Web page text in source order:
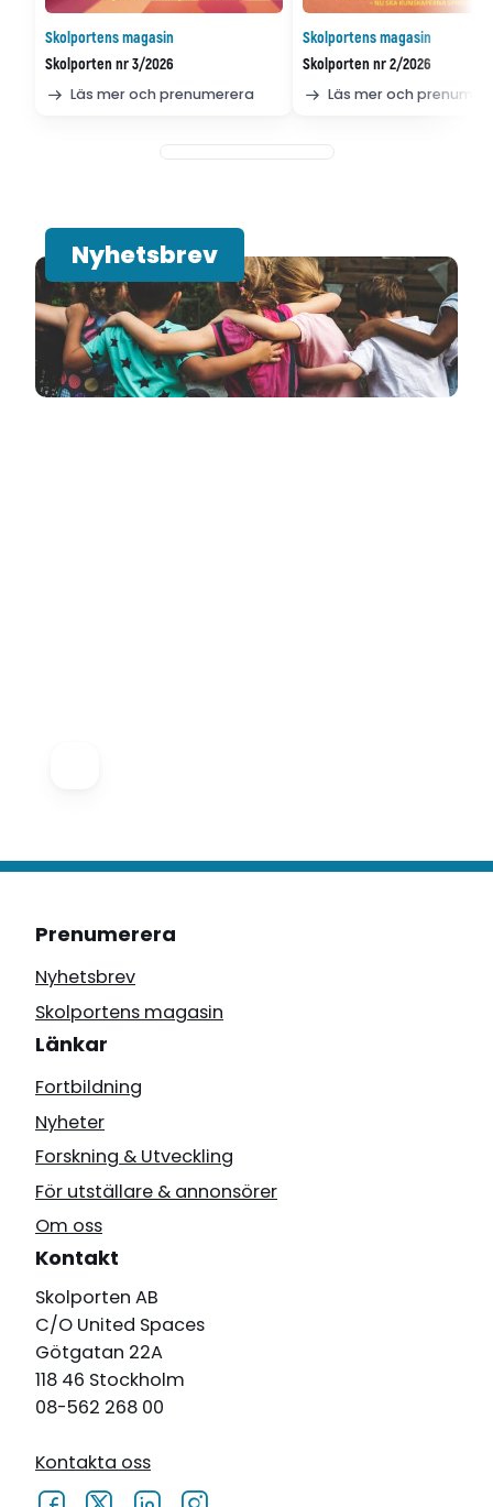
Skolportens magasin
Skolporten nr 3/2026
Läs mer och prenumerera
Skolportens magasin
Skolporten nr 2/2026
Läs mer och
Nyhetsbrev
Prenumerera
Nyhetsbrev
Skolportens magasin
Länkar
Fortbildning
Nyheter
Forskning & Utveckling
För utställare & annonsörer
Om oss
Kontakt
Skolporten AB
C/O United Spaces
Götgatan 22A
118 46 Stockholm
08-562 268 00
Kontakta oss